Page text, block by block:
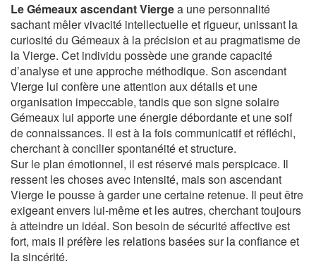
Le Gémeaux ascendant Viergea une personnalité
sachant mêler vivacité intellectuelle et rigueur, unissant la
curiosité du Gémeaux à la précision et au pragmatisme de
la Vierge. Cet individu possède une grande capacité
d’analyse et une approche méthodique. Son ascendant
Vierge lui confère une attention aux détails et une
organisation impeccable, tandis que son signe solaire
Gémeaux lui apporte une énergie débordante et une soif
de connaissances. Il est à la fois communicatif et réfléchi,
cherchant à concilier spontanéité et structure.
Sur le plan émotionnel, il est réservé mais perspicace. Il
ressent les choses avec intensité, mais son ascendant
Vierge le pousse à garder une certaine retenue. Il peut être
exigeant envers lui-même et les autres, cherchant toujours
à atteindre un idéal. Son besoin de sécurité affective est
fort, mais il préfère les relations basées sur la confiance et
la sincérité.